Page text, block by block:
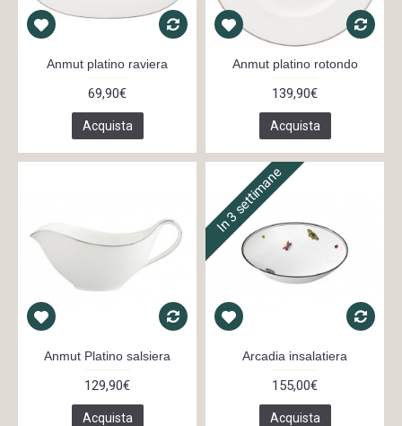
Anmut platino raviera
69,90€
Acquista
Anmut platino rotondo
139,90€
Acquista
Anmut Platino salsiera
129,90€
Acquista
In 3 settimane
Arcadia insalatiera
155,00€
Acquista